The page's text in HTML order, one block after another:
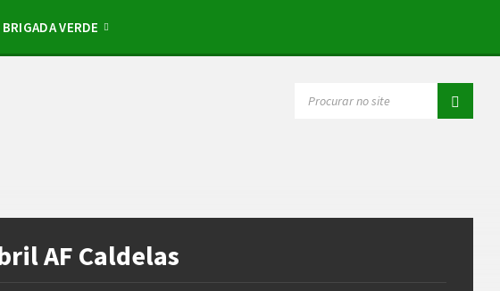
BRIGADA VERDE
AF Caldelas